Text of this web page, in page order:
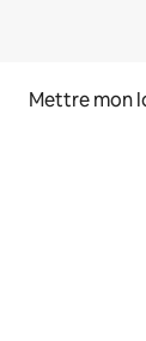
Mettre mon